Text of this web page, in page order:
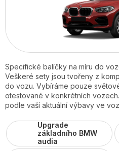
Specifické balíčky na míru do
Veškeré sety jsou tvořeny z
do vozu. Vybíráme pouze
otestované v konkrétních
podle vaší aktuální výbavy ve
Upgrade
základního BMW
audia